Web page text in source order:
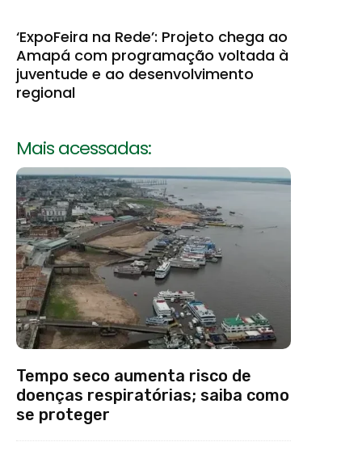
‘ExpoFeira na Rede’: Projeto chega ao
Amapá com programação voltada à
juventude e ao desenvolvimento
regional
Mais acessadas:
Tempo seco aumenta risco de
doenças respiratórias; saiba como
se proteger